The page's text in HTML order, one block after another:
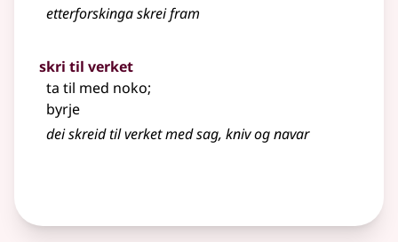
etterforskinga skrei fram
skri til verket
ta til med noko;
byrje
dei skreid til verket med sag, kniv og navar